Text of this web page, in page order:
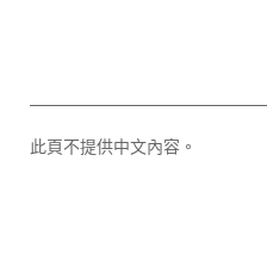
此頁不提供中文內容。